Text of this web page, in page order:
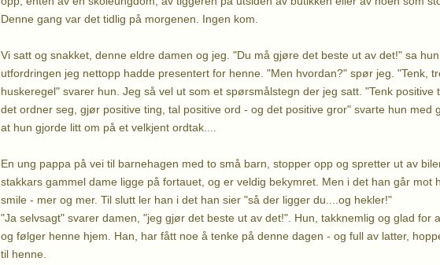
Denne gang var det tidlig på morgenen. Ingen kom.
Vi satt og snakket, denne eldre damen og jeg. "Du må gjøre det beste ut av det!" sa
utfordringen jeg nettopp hadde presentert for henne. "Men hvordan?" spør jeg. "Tenk,
huskeregel" svarer hun. Jeg så vel ut som et spørsmålstegn der jeg satt. "Tenk positive
det ordner seg, gjør positive ting, tal positive ord - og det positive gror" svarte hun med
at hun gjorde litt om på et velkjent ordtak....
En ung pappa på vei til barnehagen med to små barn, stopper opp og spretter ut av
stakkars gammel dame ligge på fortauet, og er veldig bekymret. Men i det han går mot
smile - mer og mer. Til slutt ler han i det han sier "så der ligger du....og hekler!"
"Ja selvsagt" svarer damen, "jeg gjør det beste ut av det!". Hun, takknemlig og glad for
og følger henne hjem. Han, har fått noe å tenke på denne dagen - og full av latter,
til henne.